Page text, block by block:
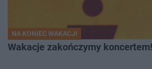
NA KONIEC WAKACJI
Wakacje zakończymy